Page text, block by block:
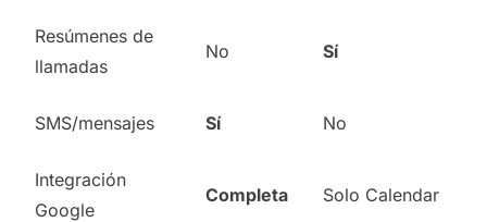
Resúmenes de
llamadas
No Sí
SMS/mensajes Sí No
Integración
Google
Completa Solo Calendar